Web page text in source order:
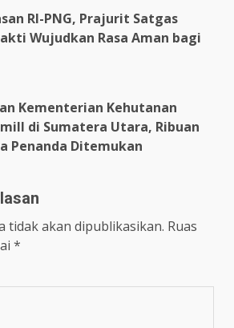
RI-PNG, Prajurit Satgas
Wujudkan Rasa Aman bagi
Kementerian Kehutanan
di Sumatera Utara, Ribuan
Penanda Ditemukan
tidak akan dipublikasikan. Ruas
*